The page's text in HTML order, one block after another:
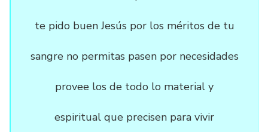
te pido buen Jesús por los méritos de tu
sangre no permitas pasen por necesidades
provee los de todo lo material y
espiritual que precisen para vivir